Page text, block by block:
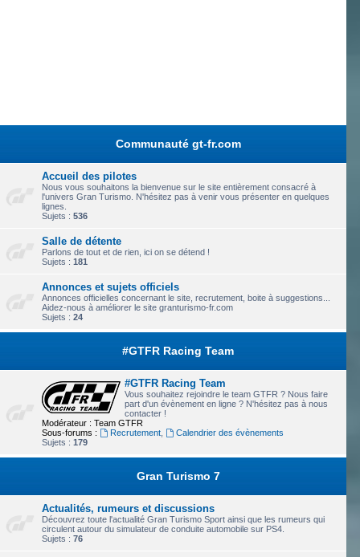
Communauté gt-fr.com
Accueil des pilotes
Nous vous souhaitons la bienvenue sur le site entièrement consacré à
l'univers Gran Turismo. N'hésitez pas à venir vous présenter en quelques
lignes.
Sujets : 536
Salle de détente
Parlons de tout et de rien, ici on se détend !
Sujets : 181
Annonces et sujets officiels
Annonces officielles concernant le site, recrutement, boite à suggestions...
Aidez-nous à améliorer le site granturismo-fr.com
Sujets : 24
#GTFR Racing Team
#GTFR Racing Team
Vous souhaitez rejoindre le team GTFR ? Nous faire
part d'un évènement en ligne ? N'hésitez pas à nous
contacter !
Modérateur : Team GTFR
Sous-forums :
Recrutement,
Calendrier des évènements
Sujets : 179
Gran Turismo 7
Actualités, rumeurs et discussions
Découvrez toute l'actualité Gran Turismo Sport ainsi que les rumeurs qui
circulent autour du simulateur de conduite automobile sur PS4.
Sujets : 76